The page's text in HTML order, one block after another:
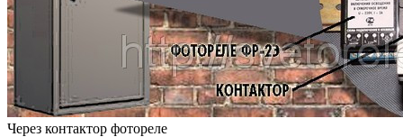
Через контактор фотореле